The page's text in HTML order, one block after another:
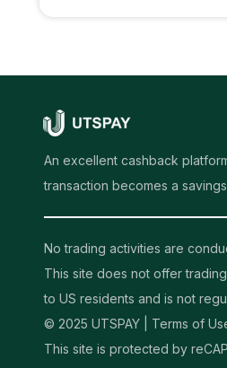
An excellent cashback
transaction becomes a
No trading activities are
This site does not offer
to US residents and is not
© 2025 UTSPAY | Terms of
This site is protected by